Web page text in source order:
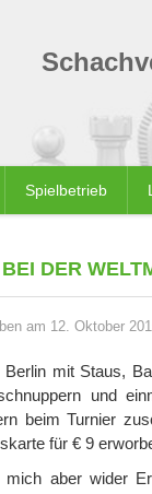
Spielbetrieb
DER
am 12. Oktober
mit Staus,
und
beim Turnier
für € 9
mich aber wider